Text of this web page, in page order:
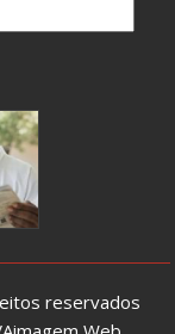
reservados